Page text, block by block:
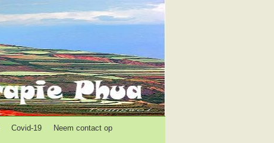
Covid-19 Neem contact op